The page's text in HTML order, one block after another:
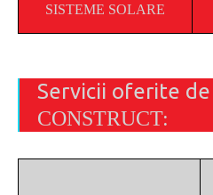
SISTEME SOLARE
Servicii oferite de
CONSTRUCT: